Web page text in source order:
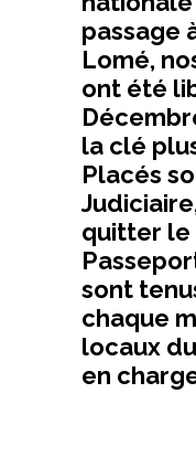
passage
Lomé,
ont été
la clé
Placés
quitter
sont
chaque
locaux
en